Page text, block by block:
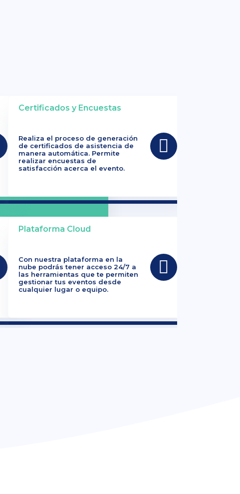
Certificados y Encuestas
Realiza el proceso de generación
de certificados de asistencia de
manera automática. Permite
realizar encuestas de
satisfacción acerca el evento.
Plataforma Cloud
Con nuestra plataforma en la
nube podrás tener acceso 24/7 a
las herramientas que te permiten
gestionar tus eventos desde
cualquier lugar o equipo.